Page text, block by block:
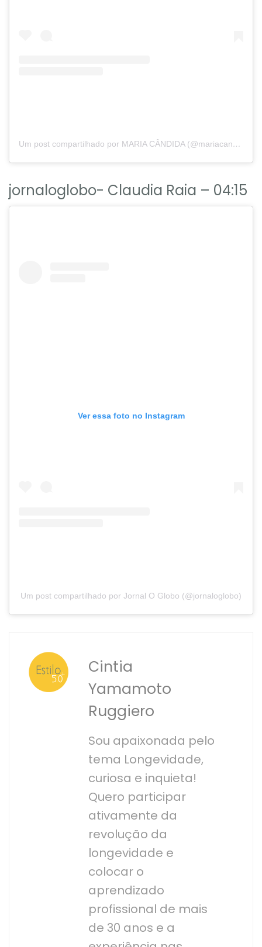
Um post compartilhado por MARIA CÂNDIDA (@mariacandidatv)
jornaloglobo- Claudia Raia – 04:15
Ver essa foto no Instagram
Um post compartilhado por Jornal O Globo (@jornaloglobo)
Cintia
Yamamoto
Ruggiero
Sou apaixonada pelo
tema Longevidade,
curiosa e inquieta!
Quero participar
ativamente da
revolução da
longevidade e
colocar o
aprendizado
profissional de mais
de 30 anos e a